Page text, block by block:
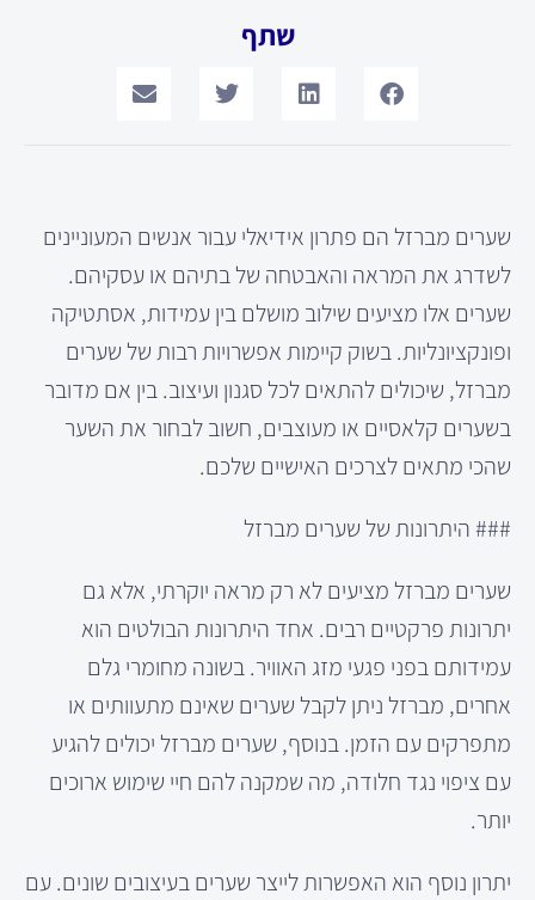
שתף
שערים מברזל הם פתרון אידיאלי עבור אנשים המעוניינים
לשדרג את המראה והאבטחה של בתיהם או עסקיהם.
שערים אלו מציעים שילוב מושלם בין עמידות, אסתטיקה
ופונקציונליות. בשוק קיימות אפשרויות רבות של שערים
מברזל, שיכולים להתאים לכל סגנון ועיצוב. בין אם מדובר
בשערים קלאסיים או מעוצבים, חשוב לבחור את השער
שהכי מתאים לצרכים האישיים שלכם.
### היתרונות של שערים מברזל
שערים מברזל מציעים לא רק מראה יוקרתי, אלא גם
יתרונות פרקטיים רבים. אחד היתרונות הבולטים הוא
עמידותם בפני פגעי מזג האוויר. בשונה מחומרי גלם
אחרים, מברזל ניתן לקבל שערים שאינם מתעוותים או
מתפרקים עם הזמן. בנוסף, שערים מברזל יכולים להגיע
עם ציפוי נגד חלודה, מה שמקנה להם חיי שימוש ארוכים
יותר.
יתרון נוסף הוא האפשרות לייצר שערים בעיצובים שונים. עם